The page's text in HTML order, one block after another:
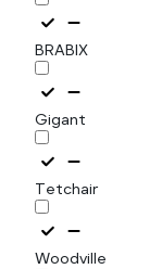
BRABIX
Gigant
Tetchair
Woodville